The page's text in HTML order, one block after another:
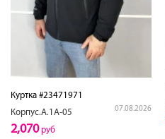
Куртка #23471971
Корпус.А.1А-05
07.08.2026
2,070руб